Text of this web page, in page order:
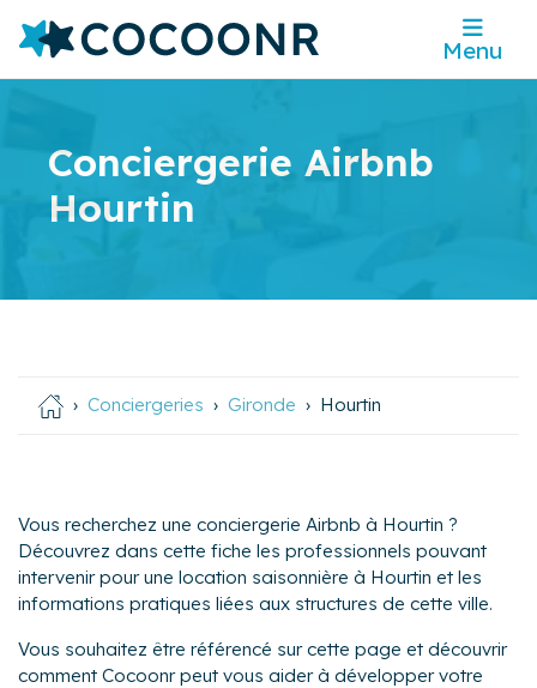
Menu
Conciergerie Airbnb
Hourtin
Conciergeries Gironde Hourtin
Vous recherchez une conciergerie Airbnb à Hourtin ?
Découvrez dans cette fiche les professionnels pouvant
intervenir pour une location saisonnière à Hourtin et les
informations pratiques liées aux structures de cette ville.
Vous souhaitez être référencé sur cette page et découvrir
comment Cocoonr peut vous aider à développer votre